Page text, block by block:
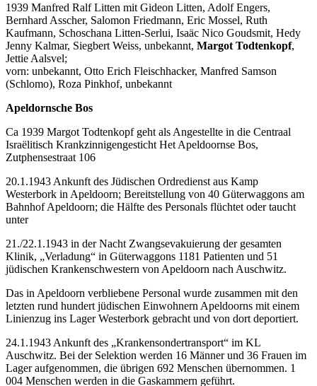
1939 Manfred Ralf Litten mit Gideon Litten, Adolf Engers,
Bernhard Asscher, Salomon Friedmann, Eric Mossel, Ruth
Kaufmann, Schoschana Litten-Serlui, Isaäc Nico Goudsmit, Hedy
Jenny Kalmar, Siegbert Weiss, unbekannt, Margot Todtenkopf,
Jettie Aalsvel;
vorn: unbekannt, Otto Erich Fleischhacker, Manfred Samson
(Schlomo), Roza Pinkhof, unbekannt
Apeldornsche Bos
Ca 1939 Margot Todtenkopf geht als Angestellte in die Centraal
Israëlitisch Krankzinnigengesticht Het Apeldoornse Bos,
Zutphensestraat 106
20.1.1943 Ankunft des Jüdischen Ordredienst aus Kamp
Westerbork in Apeldoorn; Bereitstellung von 40 Güterwaggons am
Bahnhof Apeldoorn; die Hälfte des Personals flüchtet oder taucht
unter
21./22.1.1943 in der Nacht Zwangsevakuierung der gesamten
Klinik, „Verladung“ in Güterwaggons 1181 Patienten und 51
jüdischen Krankenschwestern von Apeldoorn nach Auschwitz.
Das in Apeldoorn verbliebene Personal wurde zusammen mit den
letzten rund hundert jüdischen Einwohnern Apeldoorns mit einem
Linienzug ins Lager Westerbork gebracht und von dort deportiert.
24.1.1943 Ankunft des „Krankensondertransport“ im KL
Auschwitz. Bei der Selektion werden 16 Männer und 36 Frauen im
Lager aufgenommen, die übrigen 692 Menschen übernommen. 1
004 Menschen werden in die Gaskammern geführt.